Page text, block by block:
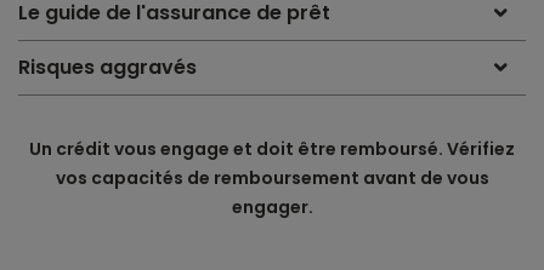
Le guide de l'assurance de prêt
Risques aggravés
Un crédit vous engage et doit être remboursé. Vérifiez
vos capacités de remboursement avant de vous
engager.